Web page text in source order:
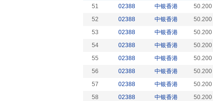
51 02388 中银香港 50.200
52
02388 中银香港 50.200
53
02388 中银香港 50.200
54
02388 中银香港 50.200
55
02388 中银香港 50.200
56
02388 中银香港 50.200
57
02388 中银香港 50.200
58
02388 中银香港 50.200